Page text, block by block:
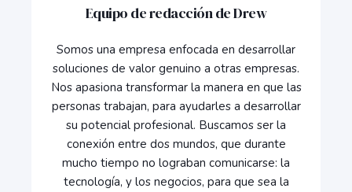
Equipo de redacción de Drew
Somos una empresa enfocada en desarrollar
soluciones de valor genuino a otras empresas.
Nos apasiona transformar la manera en que las
personas trabajan, para ayudarles a desarrollar
su potencial profesional. Buscamos ser la
conexión entre dos mundos, que durante
mucho tiempo no lograban comunicarse: la
tecnología, y los negocios, para que sea la